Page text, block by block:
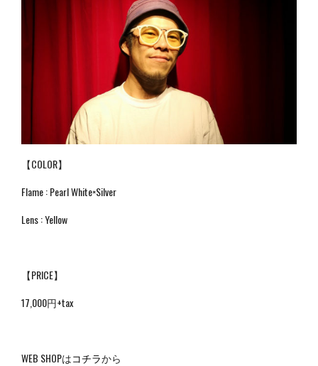
【COLOR】
Flame : Pearl White×Silver
Lens : Yellow
【PRICE】
17,000円+tax
WEB SHOPはコチラから